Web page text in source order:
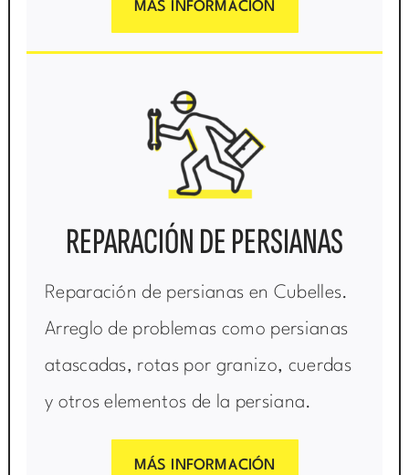
MÁS INFORMACIÓN
REPARACIÓN DE PERSIANAS
Reparación de persianas en Cubelles.
Arreglo de problemas como persianas
atascadas, rotas por granizo, cuerdas
y otros elementos de la persiana.
MÁS INFORMACIÓN